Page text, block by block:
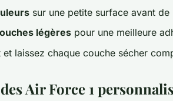
sur une petite surface avant de
légères pour une meilleure
et laissez chaque couche sécher
Air Force 1